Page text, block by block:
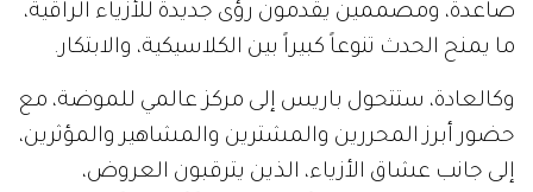
صاعدة، ومصممين يقدمون رؤى جديدة للأزياء الراقية،
ما يمنح الحدث تنوعاً كبيراً بين الكلاسيكية، والابتكار.
وكالعادة، ستتحول باريس إلى مركز عالمي للموضة، مع
حضور أبرز المحررين والمشترين والمشاهير والمؤثرين،
إلى جانب عشاق الأزياء، الذين يترقبون العروض،